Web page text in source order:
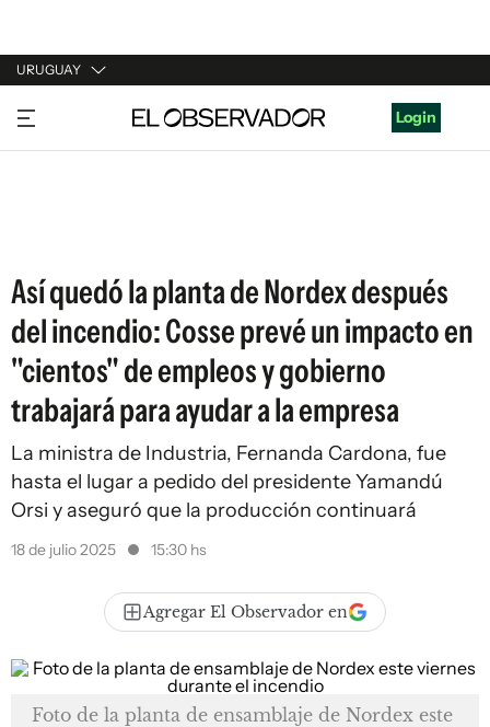
URUGUAY
URUGUAY
ARGENTINA
Login
Así quedó la planta de Nordex después
del incendio: Cosse prevé un impacto en
"cientos" de empleos y gobierno
trabajará para ayudar a la empresa
La ministra de Industria, Fernanda Cardona, fue
hasta el lugar a pedido del presidente Yamandú
Orsi y aseguró que la producción continuará
18 de julio 2025 15:30 hs
Agregar El Observador en
Foto de la planta de ensamblaje de Nordex este